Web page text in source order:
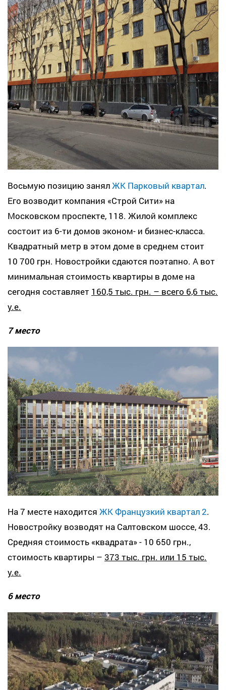
Восьмую позицию занялЖК Парковый квартал.
Его возводит компания «Строй Сити» на
Московском проспекте, 118. Жилой комплекс
состоит из 6-ти домов эконом- и бизнес-класса.
Квадратный метр в этом доме в среднем стоит
10 700 грн. Новостройки сдаются поэтапно. А вот
минимальная стоимость квартиры в доме на
сегодня составляет 160,5 тыс. грн. – всего 6,6 тыс.
у.е.
7 место
На 7 месте находится ЖК Французкий квартал 2.
Новостройку возводят на Салтовском шоссе, 43.
Средняя стоимость «квадрата» - 10 650 грн.,
стоимость квартиры – 373 тыс. грн. или 15 тыс.
у.е.
6 место